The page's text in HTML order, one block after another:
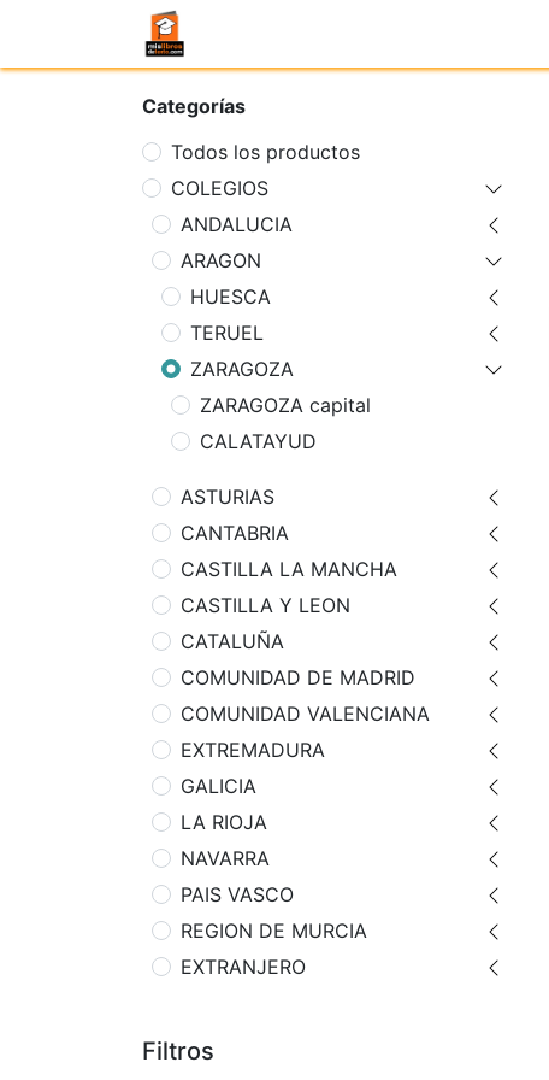
Categorías
Todos los productos
COLEGIOS
ANDALUCIA
ARAGON
HUESCA
TERUEL
ZARAGOZA
ZARAGOZA capital
CALATAYUD
ASTURIAS
CANTABRIA
CASTILLA LA MANCHA
CASTILLA Y LEON
CATALUÑA
COMUNIDAD DE MADRID
COMUNIDAD VALENCIANA
EXTREMADURA
GALICIA
LA RIOJA
NAVARRA
PAIS VASCO
REGION DE MURCIA
EXTRANJERO
Filtros